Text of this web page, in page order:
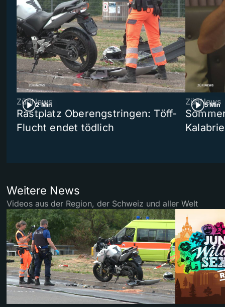
2 Min
ZüriNews
Rastplatz Oberengstringen: Töff-
Flucht endet tödlich
5 Min
ZüriNews
Weitere News
Videos aus der Region, der Schweiz und aller Welt